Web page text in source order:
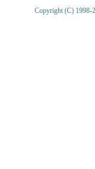
Copyright (C) 1998-